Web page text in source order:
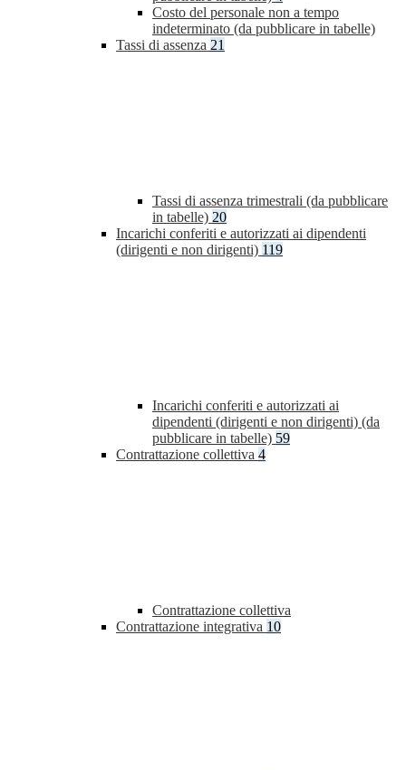
Costo del personale non a tempo
indeterminato (da pubblicare in tabelle)
Tassi di assenza 21
Tassi di assenza trimestrali (da pubblicare
in tabelle) 20
Incarichi conferiti e autorizzati ai dipendenti
(dirigenti e non dirigenti) 119
Incarichi conferiti e autorizzati ai
dipendenti (dirigenti e non dirigenti) (da
pubblicare in tabelle) 59
Contrattazione collettiva 4
Contrattazione collettiva
Contrattazione integrativa 10